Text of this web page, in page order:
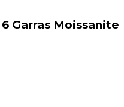
Garras Moissanite